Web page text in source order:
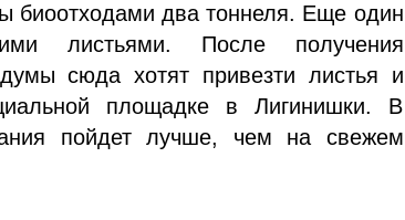
биоотходами два тоннеля. Еще один
листьями. После получения
сюда хотят привезти листья и
площадке в Лигинишки. В
пойдет лучше, чем на свежем